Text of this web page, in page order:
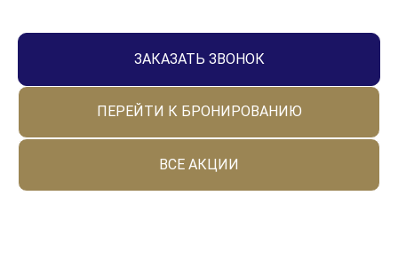
ЗАКАЗАТЬ ЗВОНОК
ПЕРЕЙТИ К БРОНИРОВАНИЮ
ВСЕ АКЦИИ